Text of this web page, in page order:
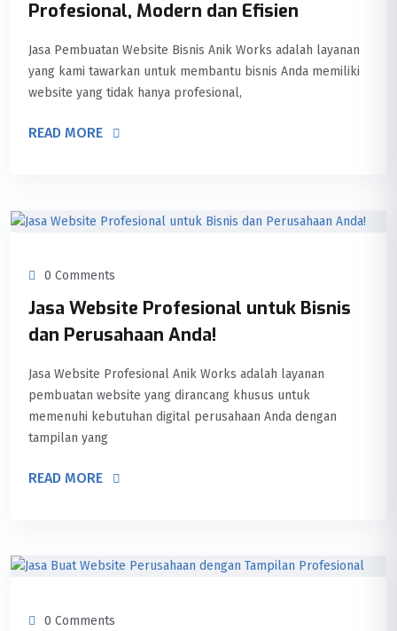
Profesional, Modern dan Efisien
Jasa Pembuatan Website Bisnis Anik Works adalah layanan
yang kami tawarkan untuk membantu bisnis Anda memiliki
website yang tidak hanya profesional,
READ MORE
0 Comments
Jasa Website Profesional untuk Bisnis
dan Perusahaan Anda!
Jasa Website Profesional Anik Works adalah layanan
pembuatan website yang dirancang khusus untuk
memenuhi kebutuhan digital perusahaan Anda dengan
tampilan yang
READ MORE
0 Comments